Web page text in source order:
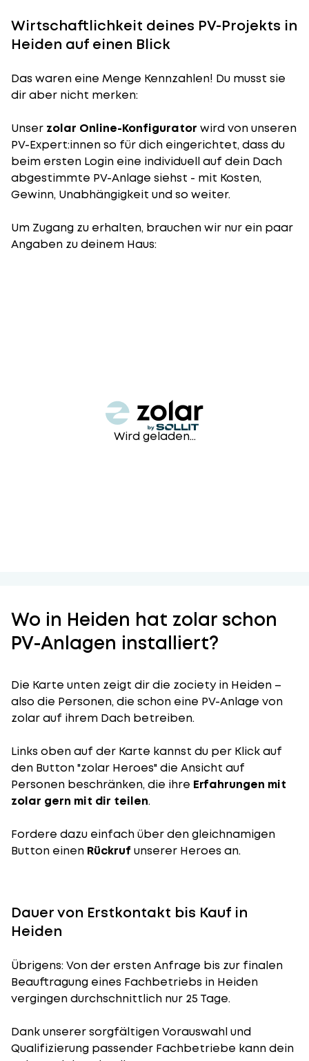
Wirtschaftlichkeit deines PV-Projekts in
Heiden auf einen Blick
Das waren eine Menge Kennzahlen! Du musst sie
dir aber nicht merken:
Unser zolar Online-Konfigurator wird von unseren
PV-Expert:innen so für dich eingerichtet, dass du
beim ersten Login eine individuell auf dein Dach
abgestimmte PV-Anlage siehst - mit Kosten,
Gewinn, Unabhängigkeit und so weiter.
Um Zugang zu erhalten, brauchen wir nur ein paar
Angaben zu deinem Haus:
Wird geladen...
Wo in Heiden hat zolar schon
PV-Anlagen installiert?
Die Karte unten zeigt dir die zociety in Heiden –
also die Personen, die schon eine PV-Anlage von
zolar auf ihrem Dach betreiben.
Links oben auf der Karte kannst du per Klick auf
den Button "zolar Heroes" die Ansicht auf
Personen beschränken, die ihre Erfahrungen mit
zolar gern mit dir teilen.
Fordere dazu einfach über den gleichnamigen
Button einen Rückruf unserer Heroes an.
Dauer von Erstkontakt bis Kauf in
Heiden
Übrigens: Von der ersten Anfrage bis zur finalen
Beauftragung eines Fachbetriebs in Heiden
vergingen durchschnittlich nur 25 Tage.
Dank unserer sorgfältigen Vorauswahl und
Qualifizierung passender Fachbetriebe kann dein